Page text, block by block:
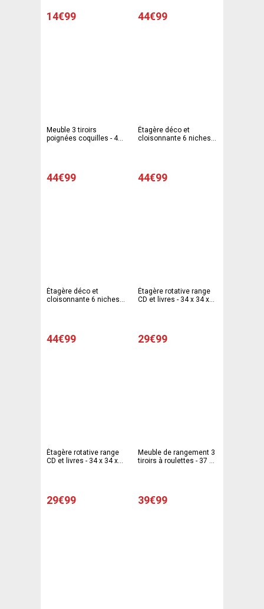
14€99 44€99
Meuble 3 tiroirs
poignées coquilles - 40
44€99
Étagère déco et
cloisonnante 6 niches -
44€99
Étagère déco et
cloisonnante 6 niches -
44€99
Étagère rotative range
CD et livres - 34 x 34 x
29€99
Étagère rotative range
CD et livres - 34 x 34 x
29€99
Meuble de rangement 3
tiroirs à roulettes - 37 x
39€99